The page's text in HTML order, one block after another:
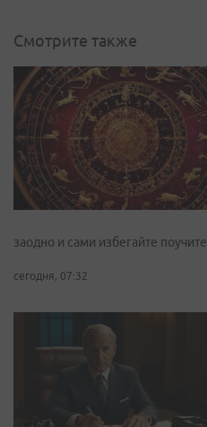
Смотрите также
заодно и сами избегайте
сегодня, 07:32